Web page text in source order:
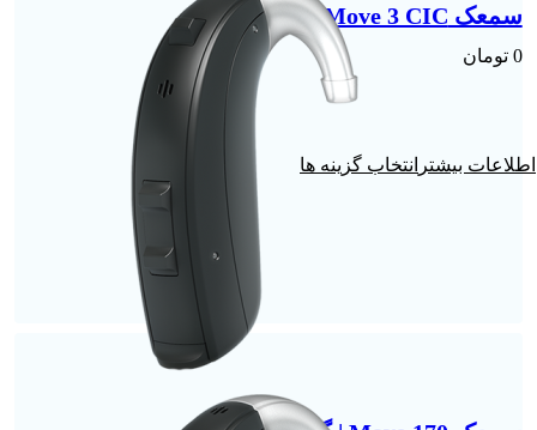
سمعک Move 3 CIC | گوش چپ
0 تومان
انتخاب گزینه ها